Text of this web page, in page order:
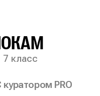
7 класс
куратором PRO